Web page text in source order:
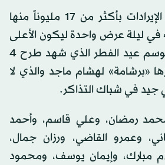
وتصدر فيلم «أسد» الإيرادات بأكثر من 17 مليوناً منها
جنيه في ليلة عرض واحدة ليكون الأعلى
إيراداً بالشباك منذ موسم عيد الفطر الذي شهد طرح 4
«برشامة» لهشام ماجد والذي لا
جيد في شباك التذاكر.
رمضان، وعلي قاسم، وأحمد
وعمرو القاضي، ورزان جمال،
مبارك، وإيمان يوسف، ومحمود